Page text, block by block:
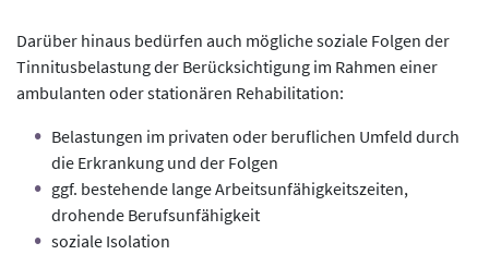
Darüber hinaus bedürfen auch mögliche soziale Folgen der
Tinnitusbelastung der Berücksichtigung im Rahmen einer
ambulanten oder stationären Rehabilitation:
Belastungen im privaten oder beruflichen Umfeld durch
die Erkrankung und der Folgen
ggf. bestehende lange Arbeitsunfähigkeitszeiten,
drohende Berufsunfähigkeit
soziale Isolation